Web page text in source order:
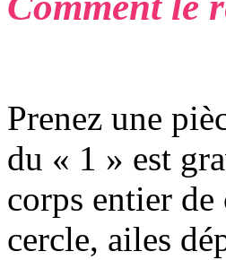
Prenez une
du « 1 » est
corps entier de
cercle, ailes